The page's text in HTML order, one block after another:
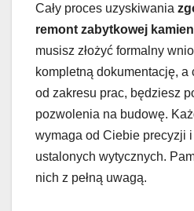
Cały proces uzyskiwania
remont zabytkowej
musisz złożyć formalny
kompletną dokumentację, a
od zakresu prac, będziesz
pozwolenia na budowę.
wymaga od Ciebie precyzji
ustalonych wytycznych.
nich z pełną uwagą.